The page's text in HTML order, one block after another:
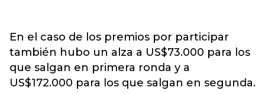
En el caso de los premios por participar
también hubo un alza a US$73.000 para los
que salgan en primera ronda y a
US$172.000 para los que salgan en segunda.